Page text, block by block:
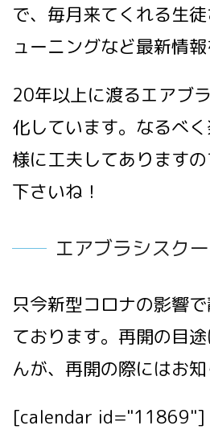
で、毎月来てくれる生
ューニングなど最新情報
20年以上に渡るエアブ
化しています。なるべ
様に工夫してあります
下さいね！
エアブラシスク
只今新型コロナの影響
ております。再開の目
んが、再開の際にはお知
[calendar id="11869"]